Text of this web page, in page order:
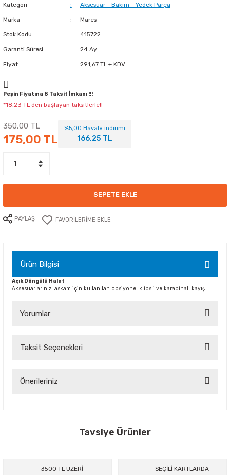
Kategori Aksesuar - Bakım - Yedek Parça
Marka Mares
Stok Kodu 415722
Garanti Süresi 24 Ay
Fiyat 291,67 TL + KDV
Peşin Fiyatına 8 Taksit İmkanı !!!
*18,23 TL den başlayan taksitlerle!!
350,00 TL
175,00 TL
%5,00 Havale indirimi
166,25 TL
SEPETE EKLE
PAYLAŞ
Ürün Bilgisi
Açık Döngülü Halat
Aksesuarlarınızı askam için kullanılan opsiyonel klipsli ve karabinalı kayış
Yorumlar
Bu ürüne ilk yorumu siz yapın!
Taksit Seçenekleri
Önerileriniz
Görüş ve önerileriniz için teşekkür ederiz.
Ürün açıklamasında eksik bilgiler bulunuyor.
Tavsiye Ürünler
3500 TL ÜZERİ SEÇİLİ KARTLARDA